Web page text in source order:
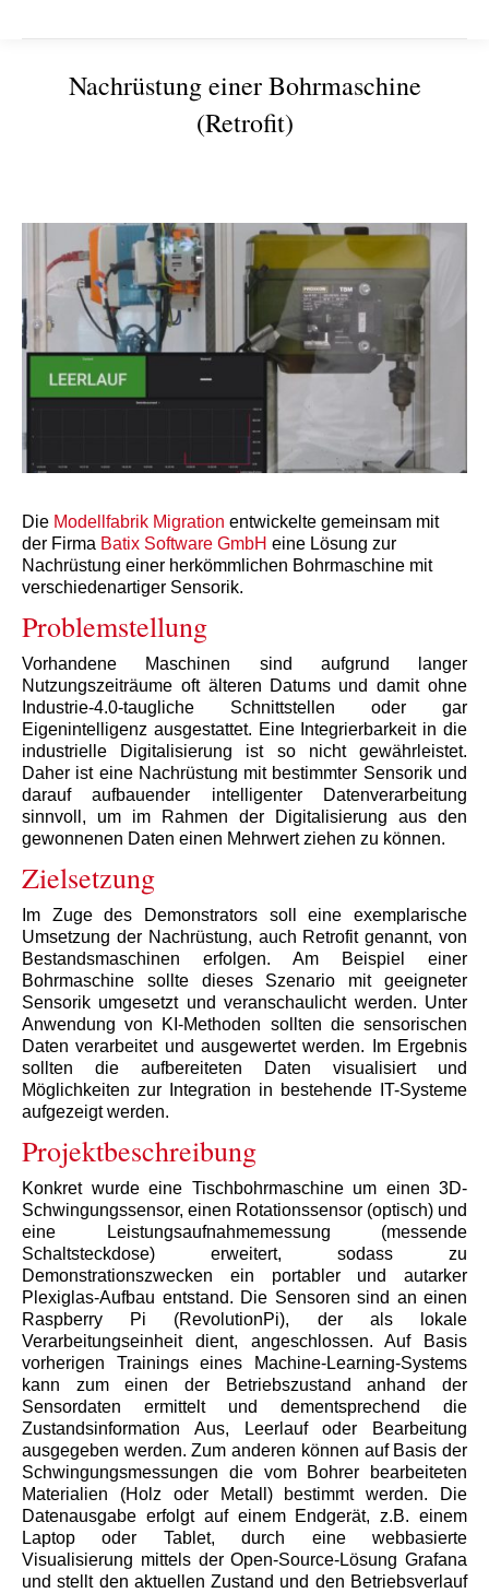
Nachrüstung einer Bohrmaschine
(Retrofit)
Die Modellfabrik Migration entwickelte gemeinsam mit
der Firma Batix Software GmbH eine Lösung zur
Nachrüstung einer herkömmlichen Bohrmaschine mit
verschiedenartiger Sensorik.
Problemstellung
Vorhandene Maschinen sind aufgrund langer
Nutzungszeiträume oft älteren Datums und damit ohne
Industrie-4.0-taugliche Schnittstellen oder gar
Eigenintelligenz ausgestattet. Eine Integrierbarkeit in die
industrielle Digitalisierung ist so nicht gewährleistet.
Daher ist eine Nachrüstung mit bestimmter Sensorik und
darauf aufbauender intelligenter Datenverarbeitung
sinnvoll, um im Rahmen der Digitalisierung aus den
gewonnenen Daten einen Mehrwert ziehen zu können.
Zielsetzung
Im Zuge des Demonstrators soll eine exemplarische
Umsetzung der Nachrüstung, auch Retrofit genannt, von
Bestandsmaschinen erfolgen. Am Beispiel einer
Bohrmaschine sollte dieses Szenario mit geeigneter
Sensorik umgesetzt und veranschaulicht werden. Unter
Anwendung von KI-Methoden sollten die sensorischen
Daten verarbeitet und ausgewertet werden. Im Ergebnis
sollten die aufbereiteten Daten visualisiert und
Möglichkeiten zur Integration in bestehende IT-Systeme
aufgezeigt werden.
Projektbeschreibung
Konkret wurde eine Tischbohrmaschine um einen 3D-
Schwingungssensor, einen Rotationssensor (optisch) und
eine Leistungsaufnahmemessung (messende
Schaltsteckdose) erweitert, sodass zu
Demonstrationszwecken ein portabler und autarker
Plexiglas-Aufbau entstand. Die Sensoren sind an einen
Raspberry Pi (RevolutionPi), der als lokale
Verarbeitungseinheit dient, angeschlossen. Auf Basis
vorherigen Trainings eines Machine-Learning-Systems
kann zum einen der Betriebszustand anhand der
Sensordaten ermittelt und dementsprechend die
Zustandsinformation Aus, Leerlauf oder Bearbeitung
ausgegeben werden. Zum anderen können auf Basis der
Schwingungsmessungen die vom Bohrer bearbeiteten
Materialien (Holz oder Metall) bestimmt werden. Die
Datenausgabe erfolgt auf einem Endgerät, z.B. einem
Laptop oder Tablet, durch eine webbasierte
Visualisierung mittels der Open-Source-Lösung Grafana
und stellt den aktuellen Zustand und den Betriebsverlauf